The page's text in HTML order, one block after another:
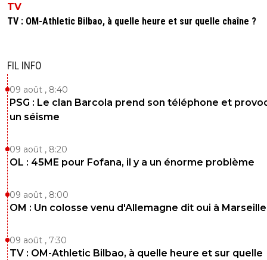
TV
TV : OM-Athletic Bilbao, à quelle heure et sur quelle chaîne ?
FIL INFO
09 août , 8:40
PSG : Le clan Barcola prend son téléphone et
un séisme
09 août , 8:20
OL : 45ME pour Fofana, il y a un énorme problème
09 août , 8:00
OM : Un colosse venu d'Allemagne dit oui à Marseille
09 août , 7:30
TV : OM-Athletic Bilbao, à quelle heure et sur quelle